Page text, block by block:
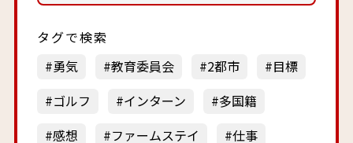
タグで検索
勇気
教育委員会 2都市
目標
ゴルフ
インターン
多国籍
感想
ファームステイ
仕事